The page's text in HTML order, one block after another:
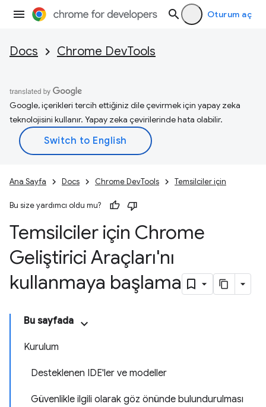
Oturum aç
Docs Chrome DevTools
Google, içerikleri tercih ettiğiniz dile çevirmek için yapay zeka
teknolojisini kullanır. Yapay zeka çevirilerinde hata olabilir.
Ana Sayfa Docs Chrome DevTools Temsilciler için
Bu size yardımcı oldu mu?
Temsilciler için Chrome
Geliştirici Araçları'nı
kullanmaya başlama
Bu sayfada
Kurulum
Desteklenen IDE'ler ve modeller
Güvenlikle ilgili olarak göz önünde bulundurulması